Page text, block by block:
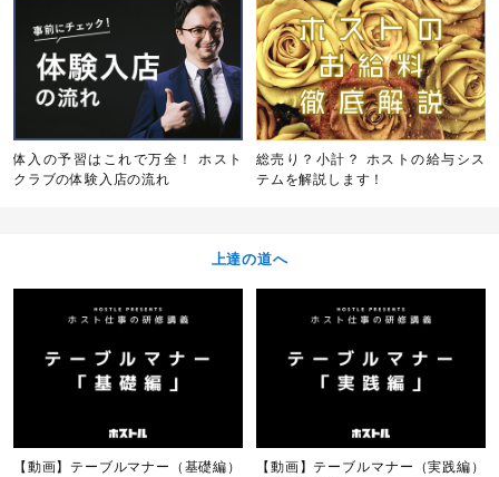
体入の予習はこれで万全！ ホスト
クラブの体験入店の流れ
総売り？小計？ ホストの給与シス
テムを解説します！
上達の道へ
【動画】テーブルマナー（基礎編）
【動画】テーブルマナー（実践編）